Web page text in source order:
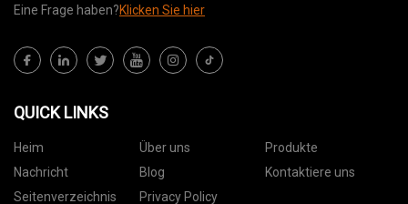
Eine Frage haben?Klicken Sie hier
QUICK LINKS
Heim Über uns
Produkte
Nachricht
Blog
Kontaktiere uns
Seitenverzeichnis
Privacy Policy